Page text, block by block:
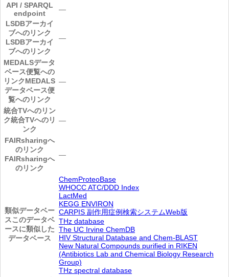
API / SPARQL
endpoint
―
LSDBアーカイ
ブへのリンク
LSDBアーカイ
ブへのリンク
―
MEDALSデータ
ベース便覧への
リンクMEDALS
データベース便
覧へのリンク
―
統合TVへのリン
ク統合TVへのリ
ンク
―
FAIRsharingへ
のリンク
FAIRsharingへ
のリンク
―
類似データベー
スこのデータベ
ースに類似した
データベース
ChemProteoBase
WHOCC ATC/DDD Index
LactMed
KEGG ENVIRON
CARPIS 副作用症例検索システムWeb版
THz database
The UC Irvine ChemDB
HIV Structural Database and Chem-BLAST
New Natural Compounds purified in RIKEN
(Antibiotics Lab and Chemical Biology Research
Group)
THz spectral database